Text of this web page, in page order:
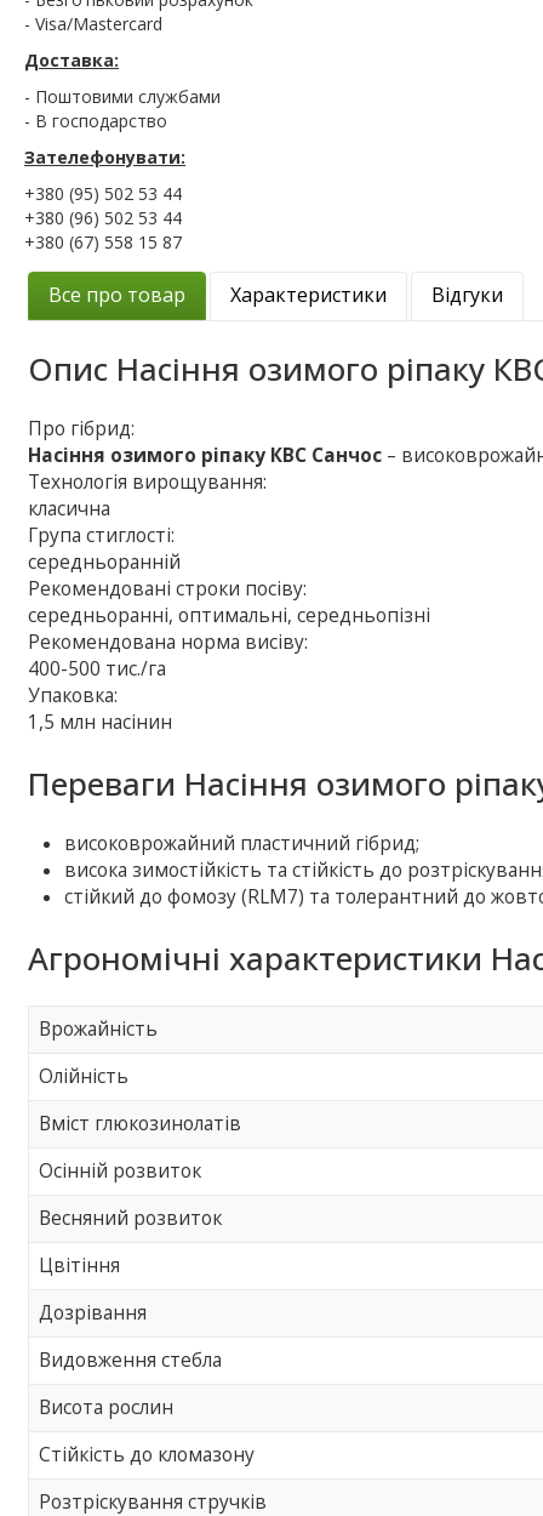
- Visa/Mastercard
Доставка:
- Поштовими службами
- В господарство
Зателефонувати:
+380 (95) 502 53 44
+380 (96) 502 53 44
+380 (67) 558 15 87
Все про товар Характеристики Відгуки
Опис Насіння озимого ріпаку
Про гібрид:
Насіння озимого ріпаку КВС Санчос –
Технологія вирощування:
класична
Група стиглості:
середньоранній
Рекомендовані строки посіву:
середньоранні, оптимальні, середньопізні
Рекомендована норма висіву:
400-500 тис./га
Упаковка:
1,5 млн насінин
Переваги Насіння озимого
високоврожайний пластичний гібрид;
висока зимостійкість та стійкість до
стійкий до фомозу (RLM7) та толерантний до
Агрономічні характеристики
Врожайність
Олійність
Вміст глюкозинолатів
Осінній розвиток
Весняний розвиток
Цвітіння
Дозрівання
Видовження стебла
Висота рослин
Стійкість до кломазону
Розтріскування стручків